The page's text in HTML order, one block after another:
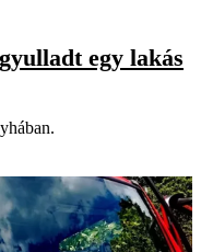
egy lakás